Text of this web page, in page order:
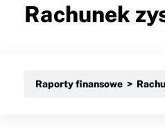
Rachunek
Raporty finansowe >